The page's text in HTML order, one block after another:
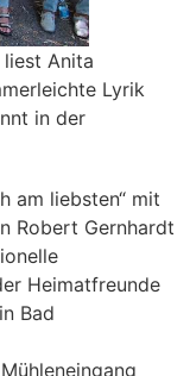
Anita
Lyrik
in der
am liebsten“ mit
Robert Gernhardt
Heimatfreunde
Bad